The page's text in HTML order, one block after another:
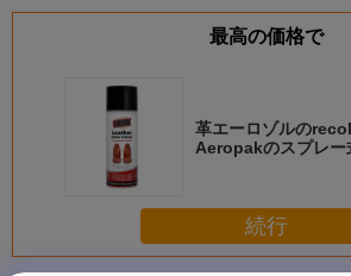
最高の価格で
革エーロゾルの
Aeropakのスプレー
続行